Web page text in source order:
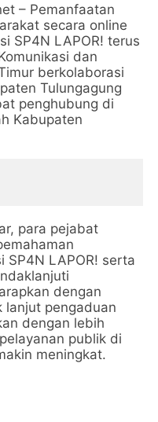
– Pemanfaatan
secara online
SP4N LAPOR! terus
dan
berkolaborasi
Tulungagung
penghubung di
Kabupaten
para pejabat
SP4N LAPOR! serta
dengan
lanjut pengaduan
dengan lebih
publik di
meningkat.